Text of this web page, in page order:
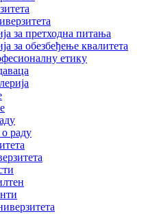
за претходна питања
за обезбеђење квалитета
етику
раду